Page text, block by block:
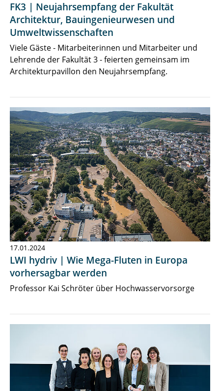
FK3 | Neujahrsempfang der Fakultät
Architektur, Bauingenieurwesen und
Umweltwissenschaften
Viele Gäste - Mitarbeiterinnen und Mitarbeiter und
Lehrende der Fakultät 3 - feierten gemeinsam im
Architekturpavillon den Neujahrsempfang.
17.01.2024
LWI hydriv | Wie Mega-Fluten in Europa
vorhersagbar werden
Professor Kai Schröter über Hochwasservorsorge